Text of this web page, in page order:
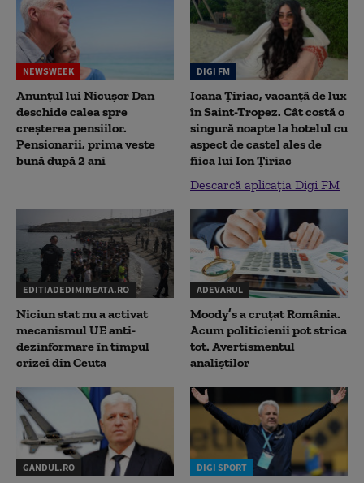
NEWSWEEK
Anunțul lui Nicușor Dan
deschide calea spre
creșterea pensiilor.
Pensionarii, prima veste
bună după 2 ani
DIGI FM
Ioana Țiriac, vacanță de lux
în Saint-Tropez. Cât costă o
singură noapte la hotelul cu
aspect de castel ales de
fiica lui Ion Țiriac
Descarcă aplicația Digi FM
EDITIADEDIMINEATA.RO
Niciun stat nu a activat
mecanismul UE anti-
dezinformare în timpul
crizei din Ceuta
ADEVARUL
Moody’s a cruțat România.
Acum politicienii pot strica
tot. Avertismentul
analiștilor
GANDUL.RO DIGI SPORT